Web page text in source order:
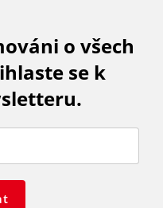
o všech
se k